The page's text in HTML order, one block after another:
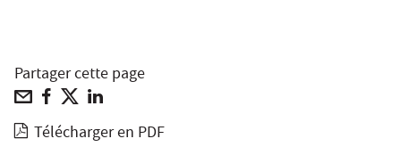
Partager cette page
Télécharger en PDF